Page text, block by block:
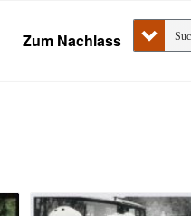
Zum Nachlass